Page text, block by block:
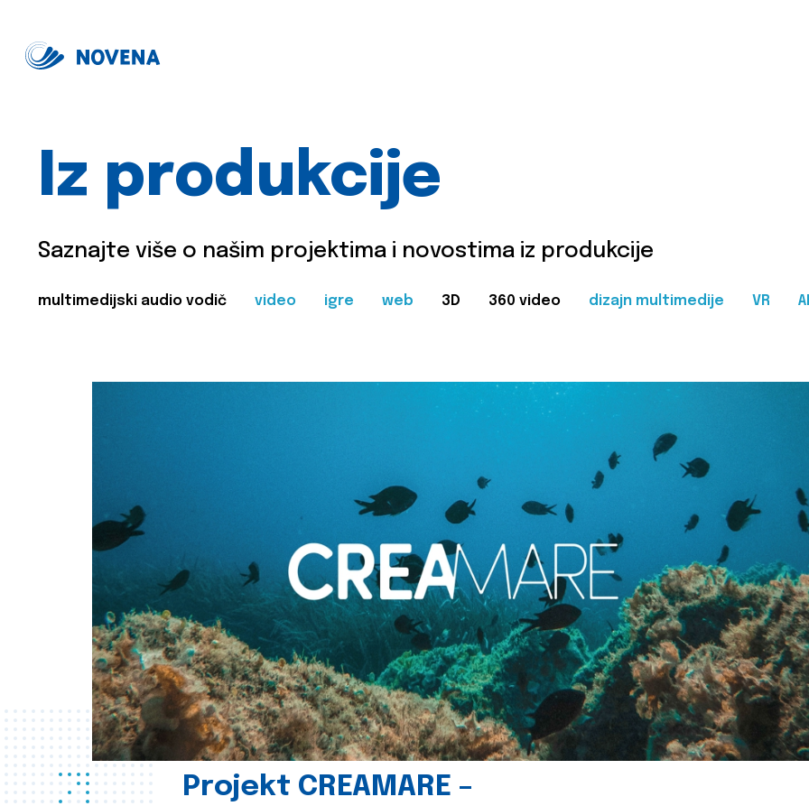
Iz produkcije
Saznajte više o našim projektima i novostima iz produkcije
multimedijski audio vodič video igre web 3D 360 video dizajn multimedije VR
Projekt CREAMARE –